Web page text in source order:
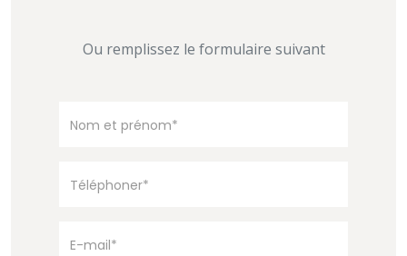
Ou remplissez le formulaire suivant